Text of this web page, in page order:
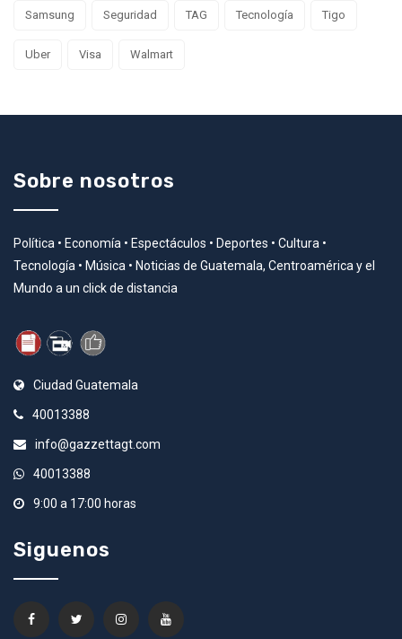
Samsung Seguridad TAG Tecnología Tigo
Uber Visa Walmart
Sobre nosotros
Política • Economía • Espectáculos • Deportes • Cultura •
Tecnología • Música • Noticias de Guatemala, Centroamérica y el
Mundo a un click de distancia
Ciudad Guatemala
40013388
info@gazzettagt.com
40013388
9:00 a 17:00 horas
Siguenos